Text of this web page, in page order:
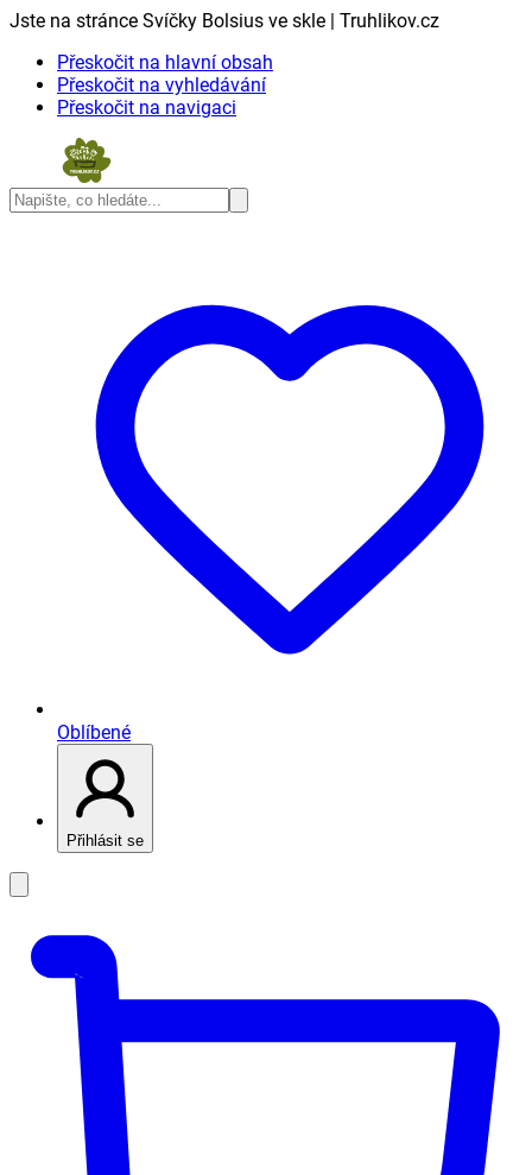
Jste na stránce Svíčky Bolsius ve skle | Truhlikov.cz
Přeskočit na hlavní obsah
Přeskočit na vyhledávání
Přeskočit na navigaci
Oblíbené
Přihlásit se